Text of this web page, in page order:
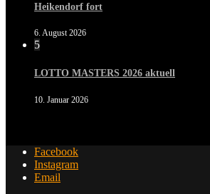
Heikendorf fort
6. August 2026
5
LOTTO MASTERS 2026 aktuell
10. Januar 2026
Facebook
Instagram
Email